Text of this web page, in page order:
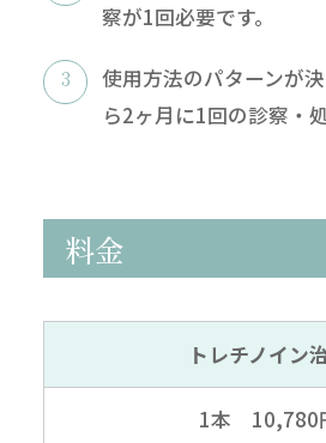
察が1回必要です。
使用方法のパターンが
ら2ヶ月に1回の診察・
料金
トレチノイン
1本 10,780